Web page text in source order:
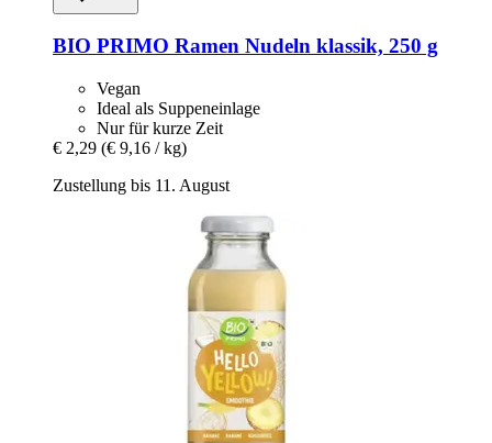
BIO PRIMO Ramen Nudeln klassik, 250 g
Vegan
Ideal als Suppeneinlage
Nur für kurze Zeit
€ 2,29 (€ 9,16 / kg)
Zustellung bis 11. August